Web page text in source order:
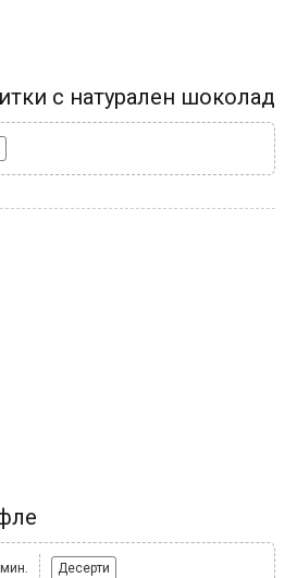
с натурален шоколад
Десерти